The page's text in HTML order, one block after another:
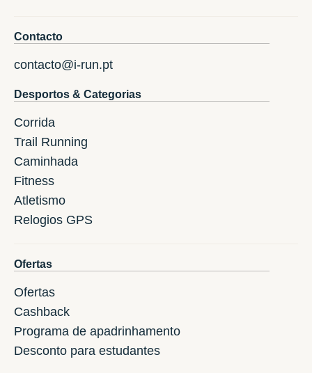
Contacto
contacto@i-run.pt
Desportos & Categorias
Corrida
Trail Running
Caminhada
Fitness
Atletismo
Relogios GPS
Ofertas
Ofertas
Cashback
Programa de apadrinhamento
Desconto para estudantes